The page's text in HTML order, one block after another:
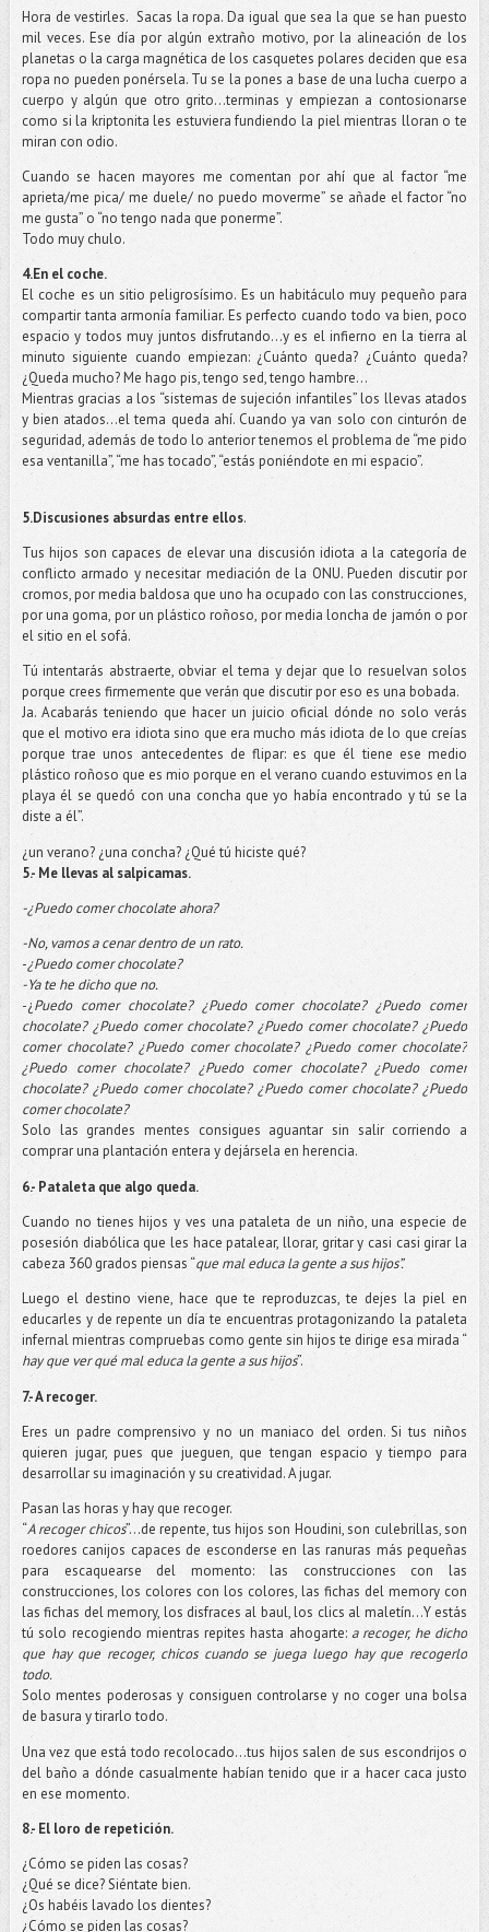
Hora de vestirles. Sacas la ropa. Da igual que sea la que se han puesto
mil veces. Ese día por algún extraño motivo, por la alineación de los
planetas o la carga magnética de los casquetes polares deciden que esa
ropa no pueden ponérsela. Tu se la pones a base de una lucha cuerpo a
cuerpo y algún que otro grito…terminas y empiezan a contosionarse
como si la kriptonita les estuviera fundiendo la piel mientras lloran o te
miran con odio.
Cuando se hacen mayores me comentan por ahí que al factor “me
aprieta/me pica/ me duele/ no puedo moverme” se añade el factor “no
me gusta” o “no tengo nada que ponerme”.
Todo muy chulo.
4.En el coche.
El coche es un sitio peligrosísimo. Es un habitáculo muy pequeño para
compartir tanta armonía familiar. Es perfecto cuando todo va bien, poco
espacio y todos muy juntos disfrutando…y es el infierno en la tierra al
minuto siguiente cuando empiezan: ¿Cuánto queda? ¿Cuánto queda?
¿Queda mucho? Me hago pis, tengo sed, tengo hambre…
Mientras gracias a los “sistemas de sujeción infantiles” los llevas atados
y bien atados…el tema queda ahí. Cuando ya van solo con cinturón de
seguridad, además de todo lo anterior tenemos el problema de “me pido
esa ventanilla”, “me has tocado”, “estás poniéndote en mi espacio”.
5.Discusiones absurdas entre ellos.
Tus hijos son capaces de elevar una discusión idiota a la categoría de
conflicto armado y necesitar mediación de la ONU. Pueden discutir por
cromos, por media baldosa que uno ha ocupado con las construcciones,
por una goma, por un plástico roñoso, por media loncha de jamón o por
el sitio en el sofá.
Tú intentarás abstraerte, obviar el tema y dejar que lo resuelvan solos
porque crees firmemente que verán que discutir por eso es una bobada.
Ja. Acabarás teniendo que hacer un juicio oficial dónde no solo verás
que el motivo era idiota sino que era mucho más idiota de lo que creías
porque trae unos antecedentes de flipar: es que él tiene ese medio
plástico roñoso que es mio porque en el verano cuando estuvimos en la
playa él se quedó con una concha que yo había encontrado y tú se la
diste a él”.
¿un verano? ¿una concha? ¿Qué tú hiciste qué?
5.- Me llevas al salpicamas.
-¿Puedo comer chocolate ahora?
-No, vamos a cenar dentro de un rato.
-¿Puedo comer chocolate?
-Ya te he dicho que no.
-¿Puedo comer chocolate? ¿Puedo comer chocolate? ¿Puedo comer
chocolate? ¿Puedo comer chocolate? ¿Puedo comer chocolate? ¿Puedo
comer chocolate? ¿Puedo comer chocolate? ¿Puedo comer chocolate?
¿Puedo comer chocolate? ¿Puedo comer chocolate? ¿Puedo comer
chocolate? ¿Puedo comer chocolate? ¿Puedo comer chocolate? ¿Puedo
comer chocolate?
Solo las grandes mentes consigues aguantar sin salir corriendo a
comprar una plantación entera y dejársela en herencia.
6.- Pataleta que algo queda.
Cuando no tienes hijos y ves una pataleta de un niño, una especie de
posesión diabólica que les hace patalear, llorar, gritar y casi casi girar la
cabeza 360 grados piensas “que mal educa la gente a sus hijos”.
Luego el destino viene, hace que te reproduzcas, te dejes la piel en
educarles y de repente un día te encuentras protagonizando la pataleta
infernal mientras compruebas como gente sin hijos te dirige esa mirada “
hay que ver qué mal educa la gente a sus hijos”.
7.- A recoger.
Eres un padre comprensivo y no un maniaco del orden. Si tus niños
quieren jugar, pues que jueguen, que tengan espacio y tiempo para
desarrollar su imaginación y su creatividad. A jugar.
Pasan las horas y hay que recoger.
“A recoger chicos”…de repente, tus hijos son Houdini, son culebrillas, son
roedores canijos capaces de esconderse en las ranuras más pequeñas
para escaquearse del momento: las construcciones con las
construcciones, los colores con los colores, las fichas del memory con
las fichas del memory, los disfraces al baul, los clics al maletín…Y estás
tú solo recogiendo mientras repites hasta ahogarte:a recoger, he dicho
que hay que recoger, chicos cuando se juega luego hay que recogerlo
todo.
Solo mentes poderosas y consiguen controlarse y no coger una bolsa
de basura y tirarlo todo.
Una vez que está todo recolocado…tus hijos salen de sus escondrijos o
del baño a dónde casualmente habían tenido que ir a hacer caca justo
en ese momento.
8.- El loro de repetición.
¿Cómo se piden las cosas?
¿Qué se dice? Siéntate bien.
¿Os habéis lavado los dientes?
¿Cómo se piden las cosas?